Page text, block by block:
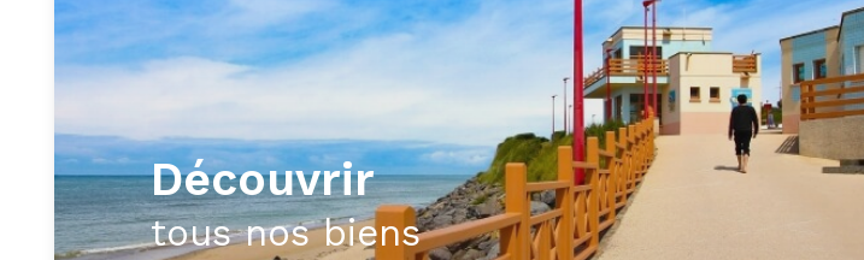
découvrir
tous nos biens